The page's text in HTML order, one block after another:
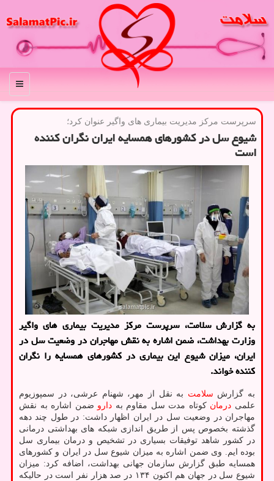
منو
سرپرست مركز مدیریت بیماری های واگیر عنوان كرد؛
شیوع سل در کشورهای همسایه ایران نگران کننده
است
به گزارش سلامت، سرپرست مرکز مدیریت بیماری های واگیر
وزارت بهداشت، ضمن اشاره به نقش مهاجران در وضعیت سل در
ایران، میزان شیوع این بیماری در کشورهای همسایه را نگران
کننده خواند.
به گزارش سلامت به نقل از مهر، شهنام عرشی، در سمپوزیوم
علمی درمان کوتاه مدت سل مقاوم به دارو ضمن اشاره به نقش
مهاجران در وضعیت سل در ایران اظهار داشت: در طول چند دهه
گذشته بخصوص پس از طریق اندازی شبکه های بهداشتی درمانی
در کشور شاهد توفیقات بسیاری در تشخیص و درمان بیماری سل
بوده ایم. وی ضمن اشاره به میزان شیوع سل در ایران و کشورهای
همسایه طبق گزارش سازمان جهانی بهداشت، اضافه کرد: میزان
شیوع سل در جهان هم اکنون ۱۳۴ در صد هزار نفر است در حالیکه